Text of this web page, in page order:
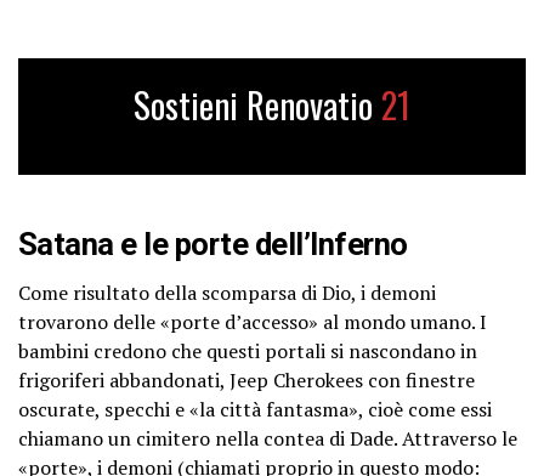
Sostieni Renovatio 21
Satana e le porte dell’Inferno
Come risultato della scomparsa di Dio, i demoni
trovarono delle «porte d’accesso» al mondo umano. I
bambini credono che questi portali si nascondano in
frigoriferi abbandonati, Jeep Cherokees con finestre
oscurate, specchi e «la città fantasma», cioè come essi
chiamano un cimitero nella contea di Dade. Attraverso le
«porte», i demoni (chiamati proprio in questo modo: